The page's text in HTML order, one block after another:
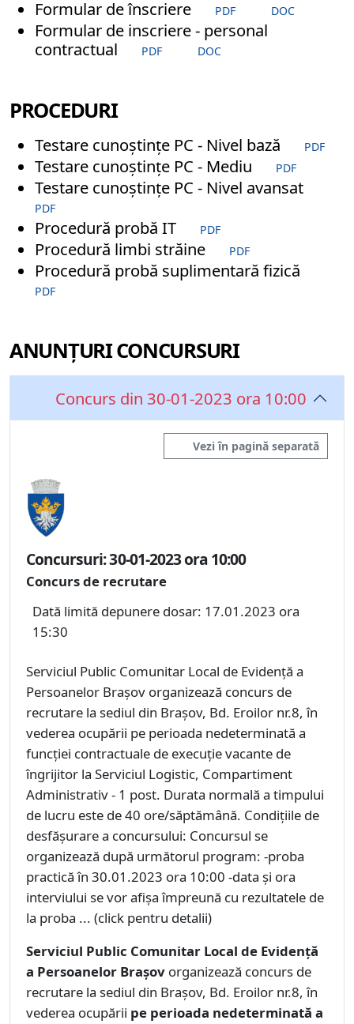
Formular de înscriere PDF DOC
Formular de inscriere - personal
contractual
PDF DOC
PROCEDURI
Testare cunoștințe PC - Nivel bază PDF
Testare cunoștințe PC - Mediu PDF
Testare cunoștințe PC - Nivel avansat
PDF
Procedură probă IT PDF
Procedură limbi străine PDF
Procedură probă suplimentară fizică
PDF
ANUNȚURI CONCURSURI
Concurs din 30-01-2023 ora 10:00
Vezi în pagină separată
Concursuri: 30-01-2023 ora 10:00
Concurs de recrutare
Dată limită depunere dosar: 17.01.2023 ora
15:30
Serviciul Public Comunitar Local de Evidenţă a
Persoanelor Braşov organizează concurs de
recrutare la sediul din Braşov, Bd. Eroilor nr.8, în
vederea ocupării pe perioada nedeterminată a
funcţiei contractuale de execuţie vacante de
îngrijitor la Serviciul Logistic, Compartiment
Administrativ - 1 post. Durata normală a timpului
de lucru este de 40 ore/săptămână. Condiţiile de
desfăşurare a concursului: Concursul se
organizează după următorul program: -proba
practică în 30.01.2023 ora 10:00 -data şi ora
interviului se vor afişa împreună cu rezultatele de
la proba ... (click pentru detalii)
Serviciul Public Comunitar Local de Evidenţă
a Persoanelor Braşov organizează concurs de
recrutare la sediul din Braşov, Bd. Eroilor nr.8, în
vederea ocupării pe perioada nedeterminată a